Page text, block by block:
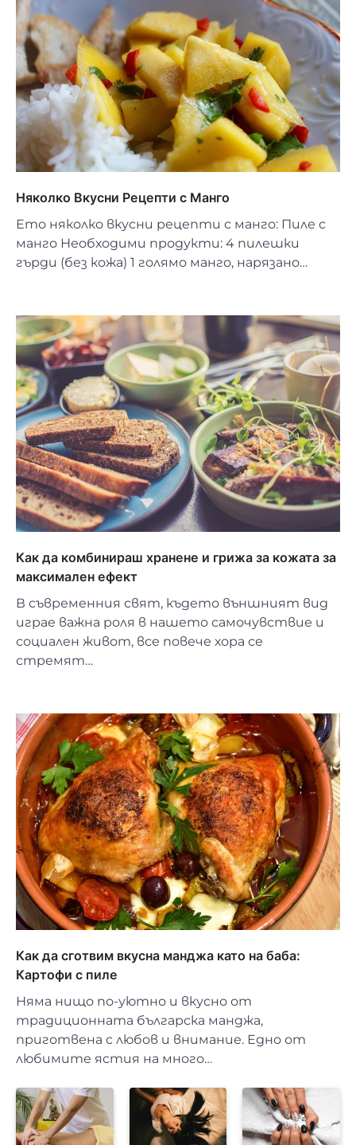
Няколко Вкусни Рецепти с Манго
Ето няколко вкусни рецепти с манго: Пиле с
манго Необходими продукти: 4 пилешки
гърди (без кожа) 1 голямо манго, нарязано…
Как да комбинираш хранене и грижа за кожата за
максимален ефект
В съвременния свят, където външният вид
играе важна роля в нашето самочувствие и
социален живот, все повече хора се
стремят…
Как да сготвим вкусна манджа като на баба:
Картофи с пиле
Няма нищо по-уютно и вкусно от
традиционната българска манджа,
приготвена с любов и внимание. Едно от
любимите ястия на много…